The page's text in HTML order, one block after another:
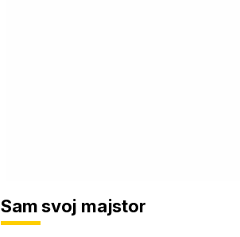
Sam svoj majstor